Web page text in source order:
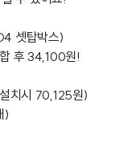
셋탑박스)
후 34,100원!
치시 70,125원)
)